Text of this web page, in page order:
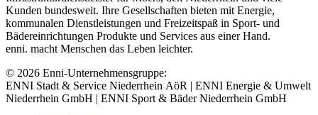
Kunden bundesweit. Ihre Gesellschaften bieten mit Energie,
kommunalen Dienstleistungen und Freizeitspaß in Sport- und
Bädereinrichtungen Produkte und Services aus einer Hand.
enni. macht Menschen das Leben leichter.
© 2026 Enni-Unternehmensgruppe:
ENNI Stadt & Service Niederrhein AöR | ENNI Energie & Umwelt
Niederrhein GmbH | ENNI Sport & Bäder Niederrhein GmbH